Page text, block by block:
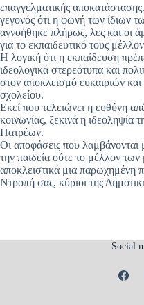
επαγγελματικής
γεγονός ότι η φωνή των ίδιων
αγνοήθηκε πλήρως, λες και οι
για το εκπαιδευτικό τους
Η λογική ότι η εκπαίδευση
ιδεολογικά στερεότυπα και
στον αποκλεισμό ευκαιριών
σχολείου.
Εκεί που τελειώνει η ευθύνη
κοινωνίας, ξεκινά η ιδεοληψία
Πατρέων.
Οι αποφάσεις που λαμβάνονται
την παιδεία ούτε το μέλλον
αποκλειστικά μια παρωχημένη
Ντροπή σας, κύριοι της
Social